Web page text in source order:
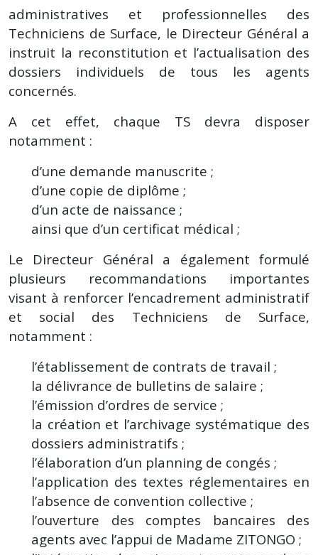
administratives et professionnelles des
Techniciens de Surface, le Directeur Général a
instruit la reconstitution et l’actualisation des
dossiers individuels de tous les agents
concernés.
A cet effet, chaque TS devra disposer
notamment :
d’une demande manuscrite ;
d’une copie de diplôme ;
d’un acte de naissance ;
ainsi que d’un certificat médical ;
Le Directeur Général a également formulé
plusieurs recommandations importantes
visant à renforcer l’encadrement administratif
et social des Techniciens de Surface,
notamment :
l’établissement de contrats de travail ;
la délivrance de bulletins de salaire ;
l’émission d’ordres de service ;
la création et l’archivage systématique des
dossiers administratifs ;
l’élaboration d’un planning de congés ;
l’application des textes réglementaires en
l’absence de convention collective ;
l’ouverture des comptes bancaires des
agents avec l’appui de Madame ZITONGO ;